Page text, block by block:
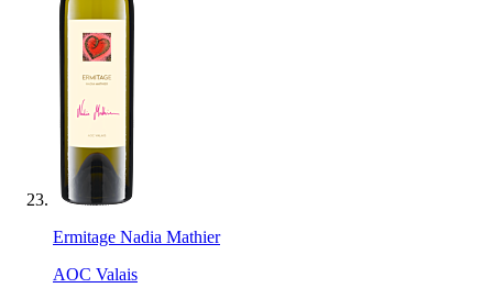
Ermitage Nadia Mathier
AOC Valais